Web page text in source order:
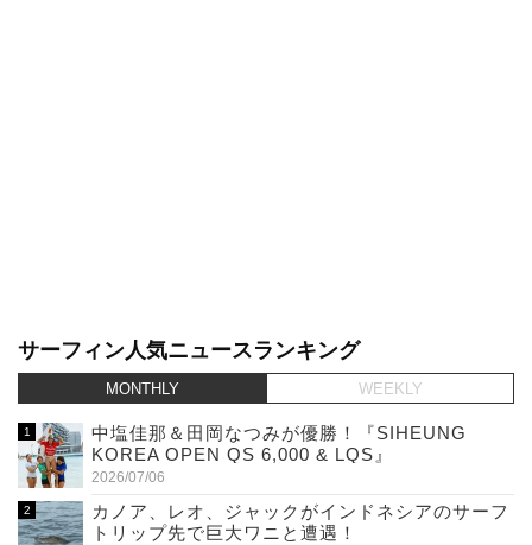
サーフィン人気ニュースランキング
MONTHLY WEEKLY
中塩佳那＆田岡なつみが優勝！『SIHEUNG
KOREA OPEN QS 6,000 & LQS』
2026/07/06
カノア、レオ、ジャックがインドネシアのサーフ
トリップ先で巨大ワニと遭遇！